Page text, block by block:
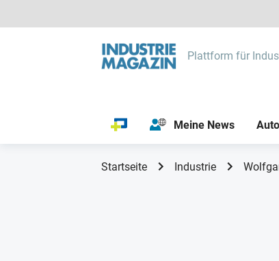
Plattform für
Meine News
Startseite Industrie